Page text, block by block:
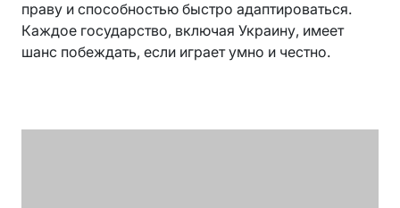
праву и способностью быстро адаптироваться.
Каждое государство, включая Украину, имеет
шанс побеждать, если играет умно и честно.